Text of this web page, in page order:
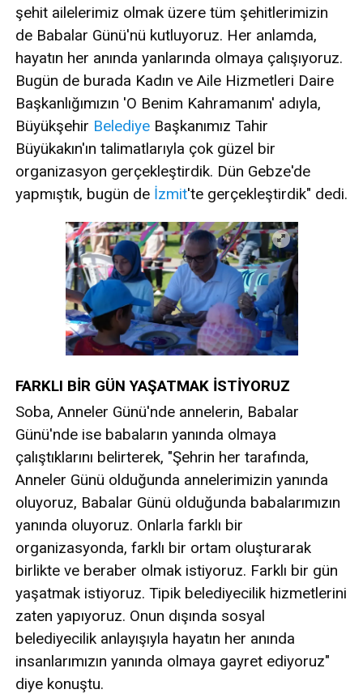
şehit ailelerimiz olmak üzere tüm şehitlerimizin
de Babalar Günü'nü kutluyoruz. Her anlamda,
hayatın her anında yanlarında olmaya çalışıyoruz.
Bugün de burada Kadın ve Aile Hizmetleri Daire
Başkanlığımızın 'O Benim Kahramanım' adıyla,
Büyükşehir Belediye Başkanımız Tahir
Büyükakın'ın talimatlarıyla çok güzel bir
organizasyon gerçekleştirdik. Dün Gebze'de
yapmıştık, bugün de İzmit'te gerçekleştirdik" dedi.
FARKLI BİR GÜN YAŞATMAK İSTİYORUZ
Soba, Anneler Günü'nde annelerin, Babalar
Günü'nde ise babaların yanında olmaya
çalıştıklarını belirterek, "Şehrin her tarafında,
Anneler Günü olduğunda annelerimizin yanında
oluyoruz, Babalar Günü olduğunda babalarımızın
yanında oluyoruz. Onlarla farklı bir
organizasyonda, farklı bir ortam oluşturarak
birlikte ve beraber olmak istiyoruz. Farklı bir gün
yaşatmak istiyoruz. Tipik belediyecilik hizmetlerini
zaten yapıyoruz. Onun dışında sosyal
belediyecilik anlayışıyla hayatın her anında
insanlarımızın yanında olmaya gayret ediyoruz"
diye konuştu.